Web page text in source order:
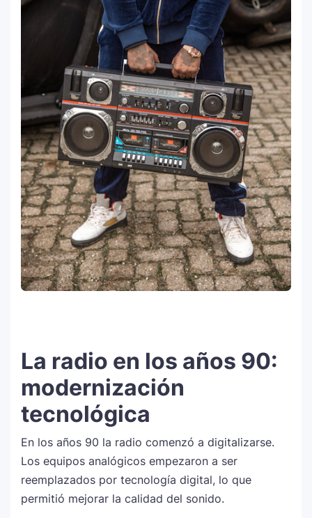
Maluma se corona como el mejor vestido
en Premios Juventud 2025 con un
homenaje a la moda colombiana
10 Carín León y Ricky Martin unen fuerzas
en una nueva versión de A Medio Vivir
11 Justin Bieber rompe récord en Coachella
2026: el artista mejor pagado de la
historia del festival
12 Farándula ::. Isadora, hija de Chayanne,
logra su primera nominación a los Latin
Grammy 2025
La radio en los años 90:
modernización
tecnológica
En los años 90 la radio comenzó a digitalizarse.
Los equipos analógicos empezaron a ser
reemplazados por tecnología digital, lo que
permitió mejorar la calidad del sonido.